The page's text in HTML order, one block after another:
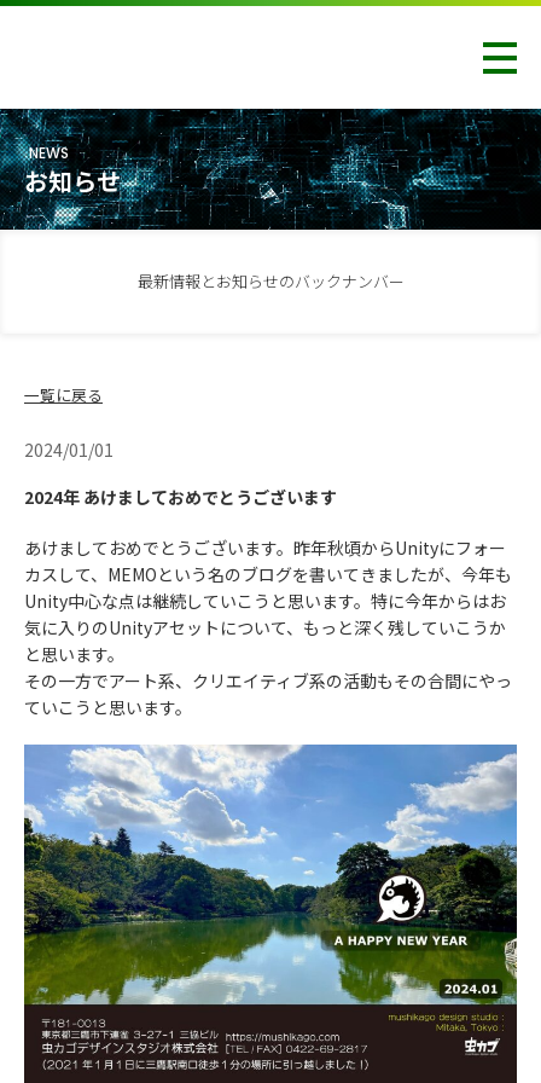
NEWS
お知らせ
最新情報とお知らせのバックナンバー
一覧に戻る
2024/01/01
2024年 あけましておめでとうございます
あけましておめでとうございます。昨年秋頃からUnityにフォー
カスして、MEMOという名のブログを書いてきましたが、今年も
Unity中心な点は継続していこうと思います。特に今年からはお
気に入りのUnityアセットについて、もっと深く残していこうか
と思います。
その一方でアート系、クリエイティブ系の活動もその合間にやっ
ていこうと思います。